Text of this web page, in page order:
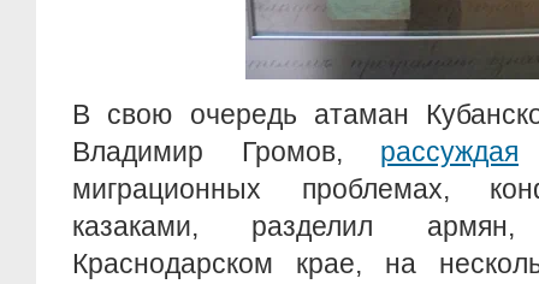
В свою очередь атаман
Владимир Громов, рассуждая
миграционных проблемах,
казаками, разделил
Краснодарском крае, на